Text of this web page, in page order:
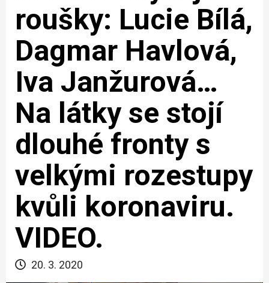
roušky: Lucie Bílá,
Dagmar Havlová,
Iva Janžurová…
Na látky se stojí
dlouhé fronty s
velkými rozestupy
kvůli koronaviru.
VIDEO.
20. 3. 2020